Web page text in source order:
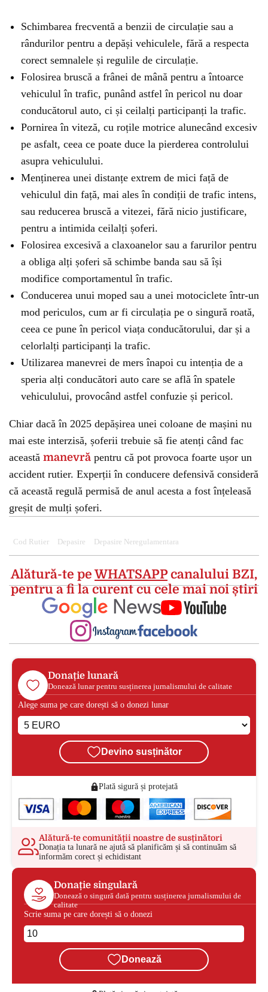
Schimbarea frecventă a benzii de circulație sau a
rândurilor pentru a depăși vehiculele, fără a respecta
corect semnalele și regulile de circulație.
Folosirea bruscă a frânei de mână pentru a întoarce
vehiculul în trafic, punând astfel în pericol nu doar
conducătorul auto, ci și ceilalți participanți la trafic.
Pornirea în viteză, cu roțile motrice alunecând excesiv
pe asfalt, ceea ce poate duce la pierderea controlului
asupra vehiculului.
Menținerea unei distanțe extrem de mici față de
vehiculul din față, mai ales în condiții de trafic intens,
sau reducerea bruscă a vitezei, fără nicio justificare,
pentru a intimida ceilalți șoferi.
Folosirea excesivă a claxoanelor sau a farurilor pentru
a obliga alți șoferi să schimbe banda sau să își
modifice comportamentul în trafic.
Conducerea unui moped sau a unei motociclete într-un
mod periculos, cum ar fi circulația pe o singură roată,
ceea ce pune în pericol viața conducătorului, dar și a
celorlalți participanți la trafic.
Utilizarea manevrei de mers înapoi cu intenția de a
speria alți conducători auto care se află în spatele
vehiculului, provocând astfel confuzie și pericol.
Chiar dacă în 2025 depășirea unei coloane de mașini nu
mai este interzisă, șoferii trebuie să fie atenți când fac
această manevră pentru că pot provoca foarte ușor un
accident rutier. Experții în conducere defensivă consideră
că această regulă permisă de anul acesta a fost înțeleasă
greșit de mulți șoferi.
Cod Rutier Depasire Depasire Neregulamentara
Alătură-te peWHATSAPPcanalului BZI,
pentru a fi la curent cu cele mai noi știri
Donație lunară
Donează lunar pentru susținerea jurnalismului de calitate
Alege suma pe care dorești să o donezi lunar
Devino susținător
Plată sigură și protejată
Alătură-te comunității noastre de susținători
Donația ta lunară ne ajută să planificăm și să continuăm să
informăm corect și echidistant
Donație singulară
Donează o singură dată pentru susținerea jurnalismului de
calitate
Scrie suma pe care dorești să o donezi
Donează